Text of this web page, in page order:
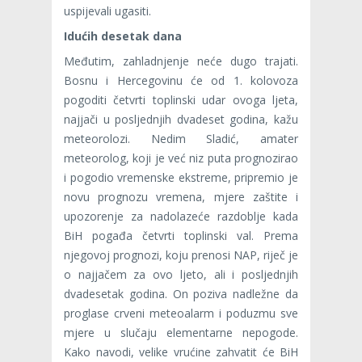
uspijevali ugasiti.
Idućih desetak dana
Međutim, zahladnjenje neće dugo trajati.
Bosnu i Hercegovinu će od 1. kolovoza
pogoditi četvrti toplinski udar ovoga ljeta,
najjači u posljednjih dvadeset godina, kažu
meteorolozi. Nedim Sladić, amater
meteorolog, koji je već niz puta prognozirao
i pogodio vremenske ekstreme, pripremio je
novu prognozu vremena, mjere zaštite i
upozorenje za nadolazeće razdoblje kada
BiH pogađa četvrti toplinski val. Prema
njegovoj prognozi, koju prenosi NAP, riječ je
o najjačem za ovo ljeto, ali i posljednjih
dvadesetak godina. On poziva nadležne da
proglase crveni meteoalarm i poduzmu sve
mjere u slučaju elementarne nepogode.
Kako navodi, velike vrućine zahvatit će BiH